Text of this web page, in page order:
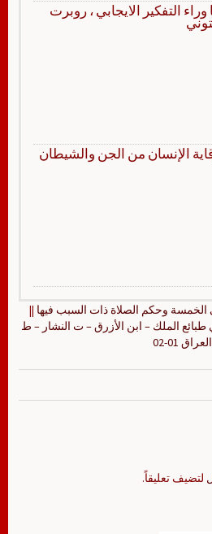
وراء التفكير الايجابي ، روبرت
الإنسان من الجن والشيطان
الخمسة وحكم الصلاة ذات السبب فيها ||
طبائع الملك – ابن الأزرق – ت النشار – ط
العراق 01-02
لتضيف تعليقاً.